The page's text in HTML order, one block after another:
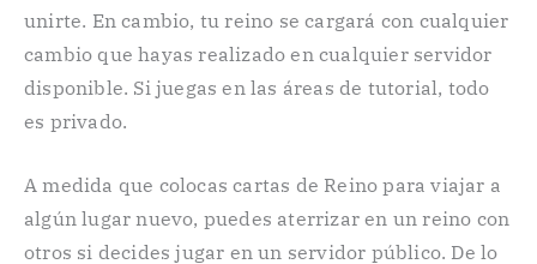
unirte. En cambio, tu reino se cargará con cualquier
cambio que hayas realizado en cualquier servidor
disponible. Si juegas en las áreas de tutorial, todo
es privado.
A medida que colocas cartas de Reino para viajar a
algún lugar nuevo, puedes aterrizar en un reino con
otros si decides jugar en un servidor público. De lo